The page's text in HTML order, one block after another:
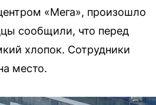
«Мега», произошло
сообщили, что перед
хлопок. Сотрудники
место.